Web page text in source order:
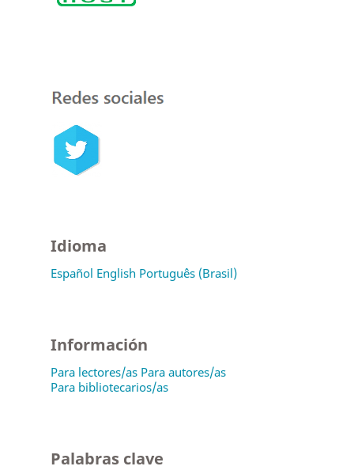
Idioma
Español English Português (Brasil)
Información
Para lectores/as Para autores/as
Para bibliotecarios/as
Palabras clave